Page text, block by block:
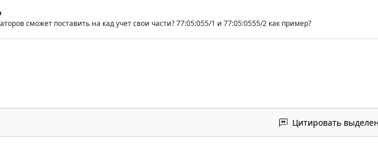
сможет поставить на кад учет свои части? 77:05:055/1 и 77:05:0555/2 как пример?
Цитировать